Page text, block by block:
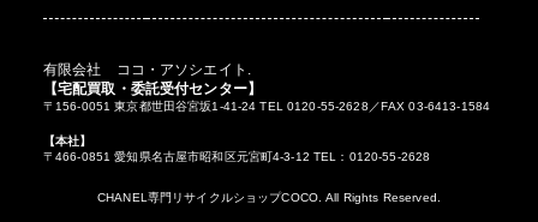
有限会社 ココ・アソシエイト.
【宅配買取・委託受付センター】
〒156-0051 東京都世田谷宮坂1-41-24 TEL 0120-55-2628／FAX 03-6413-1584
【本社】
〒466-0851 愛知県名古屋市昭和区元宮町4-3-12 TEL：0120-55-2628
CHANEL専門リサイクルショップCOCO. All Rights Reserved.